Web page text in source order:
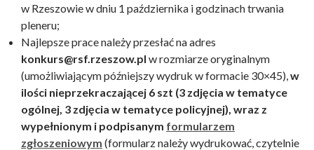
w Rzeszowie w dniu 1 października i godzinach trwania
pleneru;
Najlepsze prace należy przesłać na adres
konkurs@rsf.rzeszow.pl w rozmiarze oryginalnym
(umożliwiającym późniejszy wydruk w formacie 30×45), w
ilości nieprzekraczającej 6 szt (3 zdjęcia w tematyce
ogólnej, 3 zdjęcia w tematyce policyjnej), wraz z
wypełnionym i podpisanym formularzem
zgłoszeniowym (formularz należy wydrukować, czytelnie